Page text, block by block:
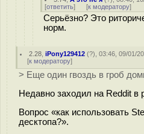
[ответить] [к модератору]
Серьёзно? Это
норм.
2.28 ,iPony129412 (?), 03:46, 09/01/
[к модератору]
> Еще один гвоздь в гроб
Недавно заходил на Reddit в
Вопрос «как использовать
десктопа?».